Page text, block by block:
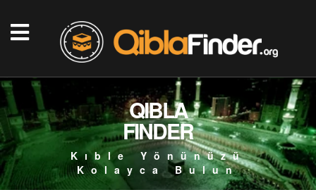
QIBLA
FINDER
Kıble Yönünüzü
Kolayca Bulun